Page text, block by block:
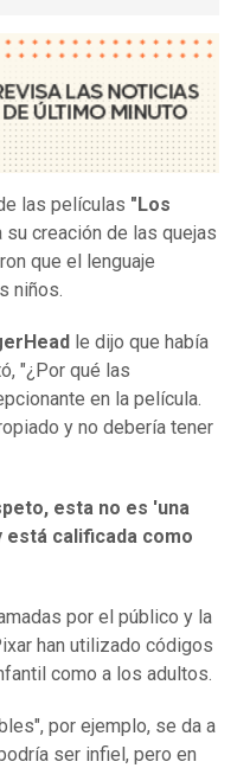
las películas "Los
su creación de las quejas
que el lenguaje
niños.
le dijo que había
"¿Por qué las
en la película.
y no debería tener
esta no es 'una
está calificada como
por el público y la
han utilizado códigos
como a los adultos.
por ejemplo, se da a
ser infiel, pero en